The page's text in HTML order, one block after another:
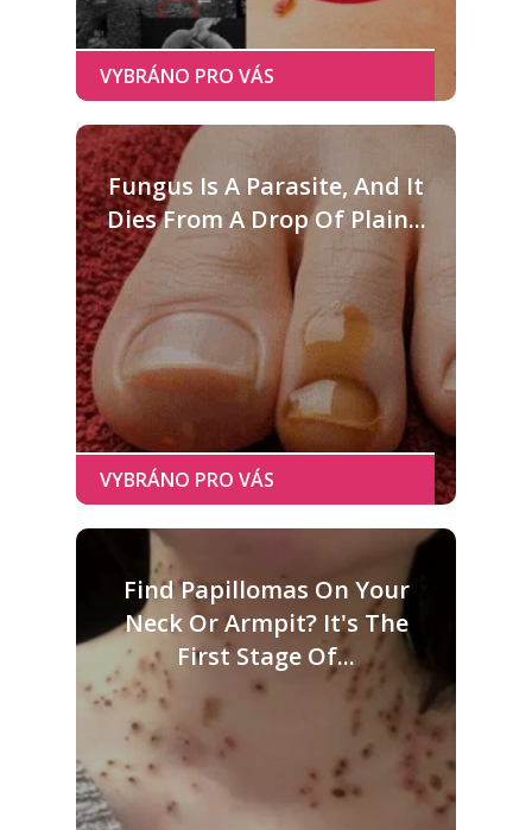
Fungus Is A Parasite, And It
Dies From A Drop Of Plain...
Find Papillomas On Your
Neck Or Armpit? It's The
First Stage Of...